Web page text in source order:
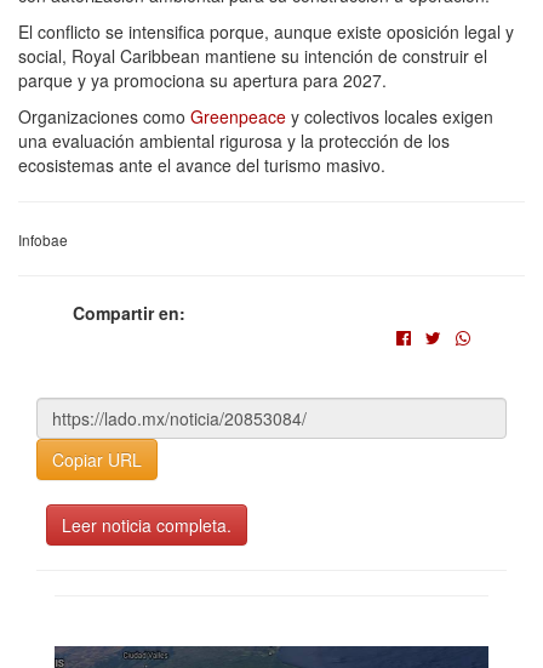
El conflicto se intensifica porque, aunque existe oposición legal y
social, Royal Caribbean mantiene su intención de construir el
parque y ya promociona su apertura para 2027.
Organizaciones como Greenpeace y colectivos locales exigen
una evaluación ambiental rigurosa y la protección de los
ecosistemas ante el avance del turismo masivo.
Infobae
Compartir en:
Copiar URL
Leer noticia completa.